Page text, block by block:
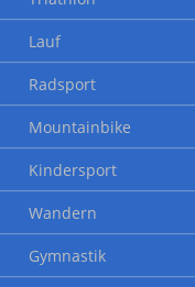
Lauf
Radsport
Mountainbike
Kindersport
Wandern
Gymnastik